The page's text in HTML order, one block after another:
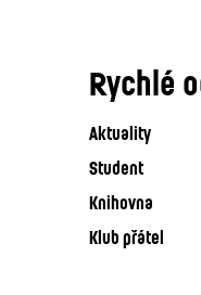
Rychlé
Aktuality
Student
Knihovna
Klub přátel